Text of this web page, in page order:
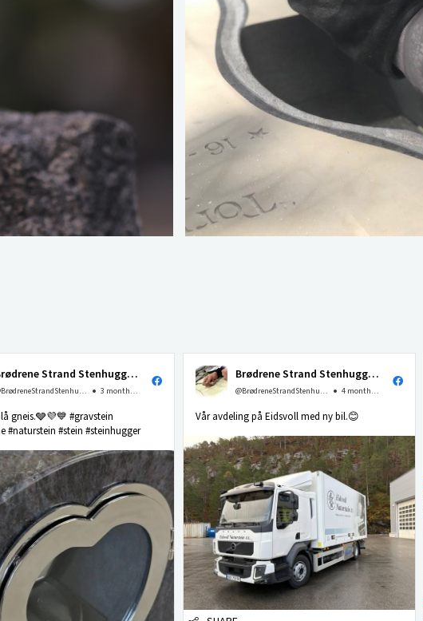
Brødrene Strand Stenhuggeri as
@BrødreneStrandStenhuggerias 3 months ago
gneis.🩶💜💙 #gravstein
#naturstein #stein #steinhugger
Brødrene Strand Stenhuggeri as
@BrødreneStrandStenhuggerias 4 months ago
Vår avdeling på Eidsvoll med ny bil.😊